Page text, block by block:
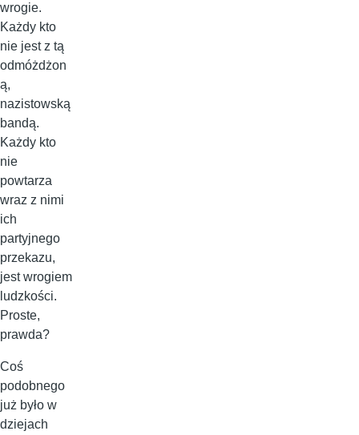
wrogie.
Każdy kto
nie jest z tą
odmóżdżon
ą,
nazistowską
bandą.
Każdy kto
nie
powtarza
wraz z nimi
ich
partyjnego
przekazu,
jest wrogiem
ludzkości.
Proste,
prawda?
Coś
podobnego
już było w
dziejach